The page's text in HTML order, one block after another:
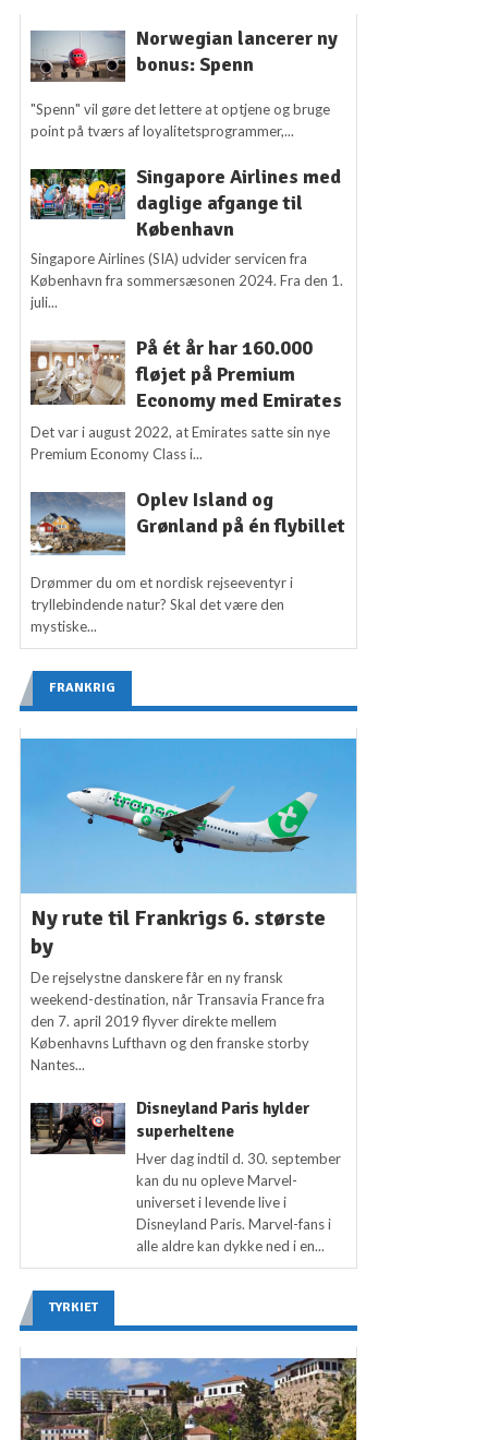
Norwegian lancerer ny
bonus: Spenn
"Spenn" vil gøre det lettere at optjene og bruge
point på tværs af loyalitetsprogrammer,...
Singapore Airlines med
daglige afgange til
København
Singapore Airlines (SIA) udvider servicen fra
København fra sommersæsonen 2024. Fra den 1.
juli...
På ét år har 160.000
fløjet på Premium
Economy med Emirates
Det var i august 2022, at Emirates satte sin nye
Premium Economy Class i...
Oplev Island og
Grønland på én flybillet
Drømmer du om et nordisk rejseeventyr i
tryllebindende natur? Skal det være den
mystiske...
FRANKRIG
Ny rute til Frankrigs 6. største
by
De rejselystne danskere får en ny fransk
weekend-destination, når Transavia France fra
den 7. april 2019 flyver direkte mellem
Københavns Lufthavn og den franske storby
Nantes...
Disneyland Paris hylder
superheltene
Hver dag indtil d. 30. september
kan du nu opleve Marvel-
universet i levende live i
Disneyland Paris. Marvel-fans i
alle aldre kan dykke ned i en...
TYRKIET